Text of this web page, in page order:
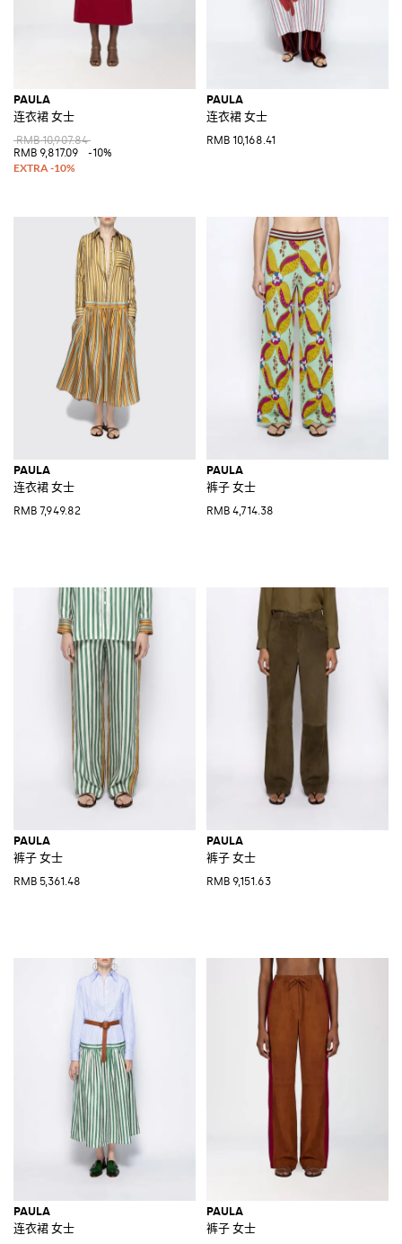
PAULA
连衣裙 女士
RMB 10,907.84
RMB 9,817.09
-10%
PAULA
连衣裙 女士
RMB 10,168.41
PAULA
连衣裙 女士
RMB 7,949.82
PAULA
裤子 女士
RMB 4,714.38
PAULA
裤子 女士
RMB 5,361.48
PAULA
裤子 女士
RMB 9,151.63
PAULA
连衣裙 女士
PAULA
裤子 女士